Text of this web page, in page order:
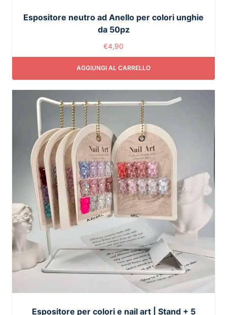
Espositore neutro ad Anello per colori unghie
da 50pz
€4,90
AGGIUNGI AL CARRELLO
Espositore per colori e nail art | Stand + 5